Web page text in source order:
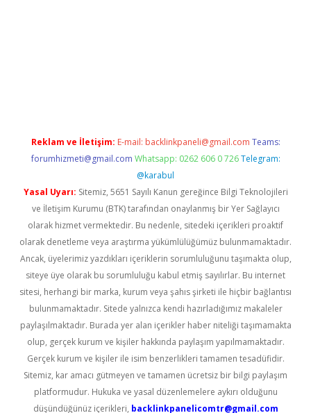
Reklam ve İletişim: E-mail: backlinkpaneli@gmail.com Teams:
forumhizmeti@gmail.com Whatsapp: 0262 606 0 726 Telegram:
@karabul
Yasal Uyarı: Sitemiz, 5651 Sayılı Kanun gereğince Bilgi Teknolojileri
ve İletişim Kurumu (BTK) tarafından onaylanmış bir Yer Sağlayıcı
olarak hizmet vermektedir. Bu nedenle, sitedeki içerikleri proaktif
olarak denetleme veya araştırma yükümlülüğümüz bulunmamaktadır.
Ancak, üyelerimiz yazdıkları içeriklerin sorumluluğunu taşımakta olup,
siteye üye olarak bu sorumluluğu kabul etmiş sayılırlar. Bu internet
sitesi, herhangi bir marka, kurum veya şahıs şirketi ile hiçbir bağlantısı
bulunmamaktadır. Sitede yalnızca kendi hazırladığımız makaleler
paylaşılmaktadır. Burada yer alan içerikler haber niteliği taşımamakta
olup, gerçek kurum ve kişiler hakkında paylaşım yapılmamaktadır.
Gerçek kurum ve kişiler ile isim benzerlikleri tamamen tesadüfidir.
Sitemiz, kar amacı gütmeyen ve tamamen ücretsiz bir bilgi paylaşım
platformudur. Hukuka ve yasal düzenlemelere aykırı olduğunu
düşündüğünüz içerikleri, backlinkpanelicomtr@gmail.com